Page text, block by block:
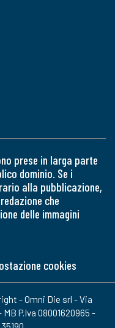
prese in larga parte
dominio. Se i
alla pubblicazione,
che
delle immagini
cookies
- Omni Die srl - Via
P.Iva 08001620965 -